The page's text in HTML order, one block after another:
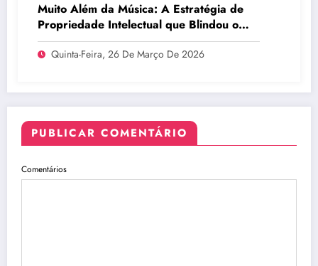
Muito Além da Música: A Estratégia de
Propriedade Intelectual que Blindou o
Legado do BTS
Quinta-Feira, 26 De Março De 2026
PUBLICAR COMENTÁRIO
Comentários